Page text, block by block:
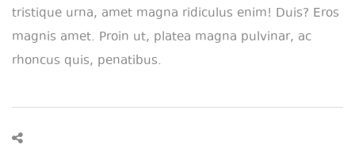
tristique urna, amet magna ridiculus enim! Duis? Eros
magnis amet. Proin ut, platea magna pulvinar, ac
rhoncus quis, penatibus.